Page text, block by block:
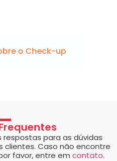
o Check-up
para as dúvidas
clientes. Caso não encontre
favor, entre em contato.